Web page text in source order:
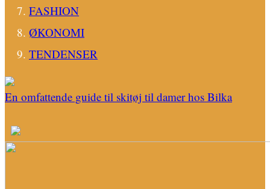
FASHION
ØKONOMI
TENDENSER
En omfattende guide til skitøj til damer hos Bilka